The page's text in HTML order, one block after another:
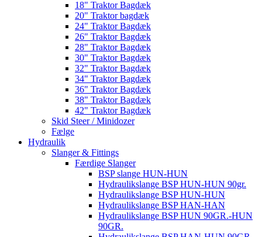
18" Traktor Bagdæk
20" Traktor bagdæk
24" Traktor Bagdæk
26" Traktor Bagdæk
28" Traktor Bagdæk
30" Traktor Bagdæk
32" Traktor Bagdæk
34" Traktor Bagdæk
36" Traktor Bagdæk
38" Traktor Bagdæk
42" Traktor Bagdæk
Skid Steer / Minidozer
Fælge
Hydraulik
Slanger & Fittings
Færdige Slanger
BSP slange HUN-HUN
Hydraulikslange BSP HUN-HUN 90gr.
Hydraulikslange BSP HUN-HUN
Hydraulikslange BSP HAN-HAN
Hydraulikslange BSP HUN 90GR.-HUN
90GR.